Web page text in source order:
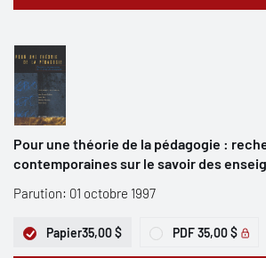
Pour une théorie de la pédagogie :
contemporaines sur le savoir des
Parution: 01 octobre 1997
Papier35,00 $ PDF 35,00 $